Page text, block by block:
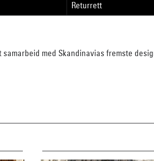
Returrett
med Skandinavias fremste